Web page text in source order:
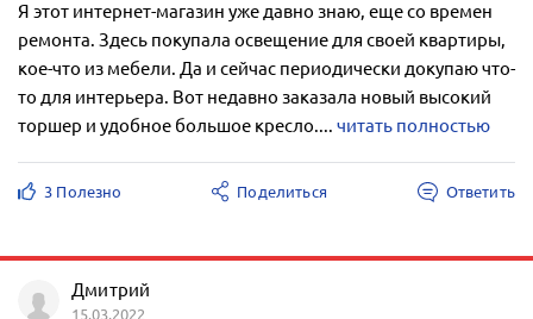
Я этот интернет-магазин уже давно знаю, еще со времен
ремонта. Здесь покупала освещение для своей квартиры,
кое-что из мебели. Да и сейчас периодически докупаю что-
то для интерьера. Вот недавно заказала новый высокий
торшер и удобное большое кресло.... читать полностью
3 Полезно Поделиться Ответить
Дмитрий
15.03.2022